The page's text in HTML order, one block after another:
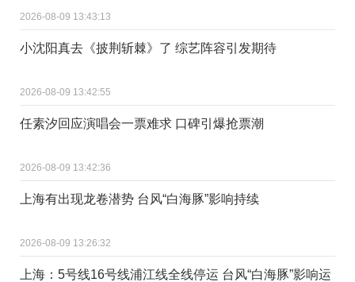
2026-08-09 13:43:13
小沈阳真去《披荆斩棘》了 综艺阵容引发期待
2026-08-09 13:42:55
任素汐回应演唱会一票难求 口碑引爆抢票潮
2026-08-09 13:42:36
上海有出现龙卷潜势 台风“白海豚”影响持续
2026-08-09 13:26:32
上海：5号线16号线浦江线全线停运 台风“白海豚”影响运